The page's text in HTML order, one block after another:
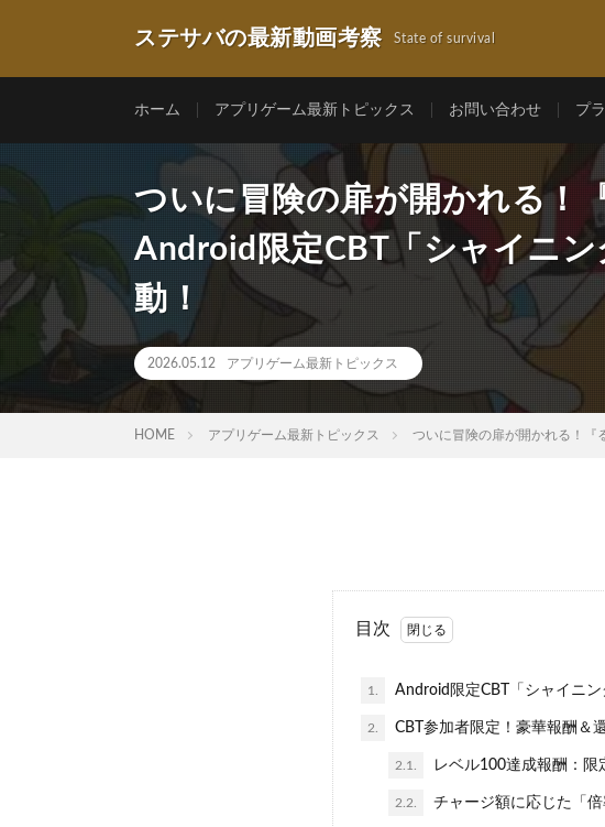
ステサバの最新動画考察 State of survival
ホーム アプリゲーム最新トピックス お問い合わせ プ
ついに冒険の扉が開かれる！
Android限定CBT「シャイニ
動！
2026.05.12 アプリゲーム最新トピックス
HOME アプリゲーム最新トピックス ついに冒険の扉が開かれる！『
目次
1. Android限定CBT「シャイニン
2. CBT参加者限定！豪華報酬＆
2.1. レベル100達成報酬：限
2.2. チャージ額に応じた「倍